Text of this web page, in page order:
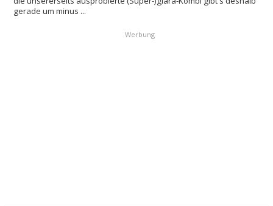
gerade um minus ...
Werbung